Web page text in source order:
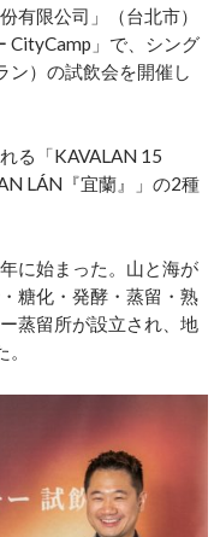
有限公司」（台北市）
CityCamp」で、シング
ン）の試飲会を開催し
る「KAVALAN 15
LÁN『宜蘭』」の2種
に始まった。山と海が
糖化・発酵・蒸留・熟
蒸留所が設立され、地